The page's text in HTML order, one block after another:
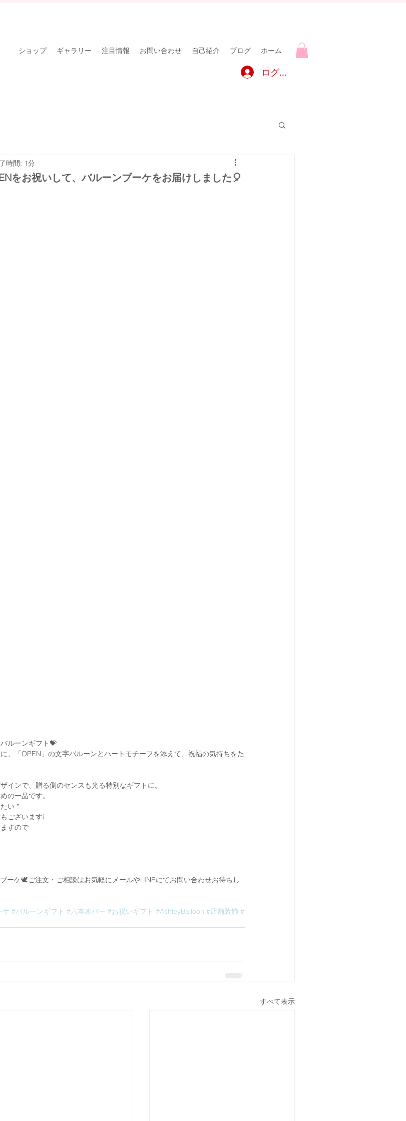
ショップ ギャラリー 注目情報 お問い合わせ 自己紹介 ブログ ホーム
ログイン
をお祝いして、バルーンブーケをお届けしました🎈
時間: 1分
ルーンギフト💝
、「OPEN」の文字バルーンとハートモチーフを添えて、祝福の気持ちをた
インで、贈る側のセンスも光る特別なギフトに。
の一品です。
い＂
ございます❕
すので
ーケ🕊ご注文・ご相談はお気軽にメールやLINEにてお問い合わせお待ちし
ケ #バルーンギフト #六本木バー #お祝いギフト #AshleyBalloon #店舗装飾 #
すべて表示